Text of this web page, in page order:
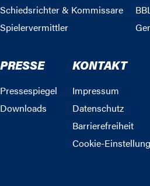
Schiedsrichter & Kommissare
Spielervermittler
PRESSE
Pressespiegel
Downloads
KONTAKT
Impressum
Datenschutz
Barrierefreiheit
Cookie-